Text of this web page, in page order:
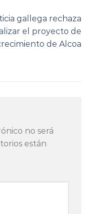
gallega rechaza
el proyecto de
de Alcoa
no será
están